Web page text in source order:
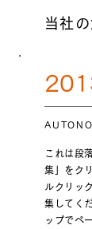
当社
これは段
集」をク
ルクリッ
集してく
ップでペ